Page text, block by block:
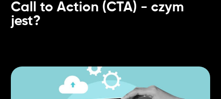
Call to Action (CTA) - czym
jest?